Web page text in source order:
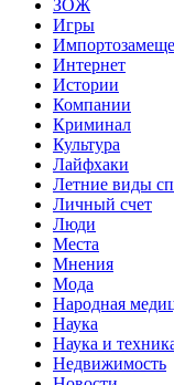
ЗОЖ
Игры
Интернет
Истории
Компании
Криминал
Культура
Лайфхаки
Летние виды
Личный счет
Люди
Места
Мнения
Мода
Народная
Наука
Наука и
Недвижимость